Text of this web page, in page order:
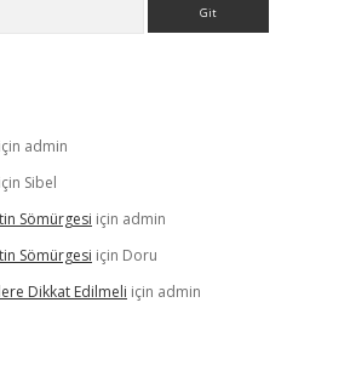
için admin
için Sibel
Sömürgesi için admin
Sömürgesi için Doru
Dikkat Edilmeli için admin